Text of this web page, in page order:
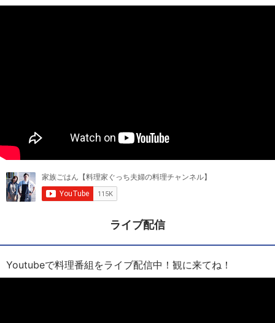
ライブ配信
Youtubeで料理番組をライブ配信中！観に来てね！